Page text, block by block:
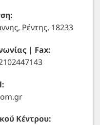
Ρέντης, 18233
| Fax:
Κέντρου: